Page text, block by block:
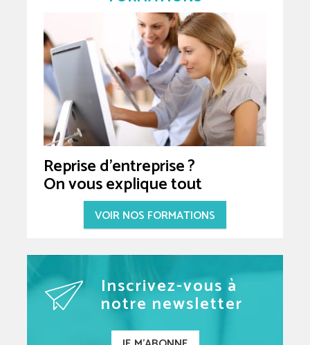
Reprise d'entreprise ?
On vous explique tout
VOIR NOS FORMATIONS
Inscrivez-vous à
notre newsletter